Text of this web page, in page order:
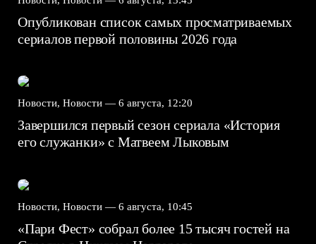
Опубликован список самых просматриваемых
сериалов первой половины 2026 года
Новости, Новости — 6 августа, 12:20
Завершился первый сезон сериала «История
его служанки» с Матвеем Лыковым
Новости, Новости — 6 августа, 10:45
«Пари Фест» собрал более 15 тысяч гостей на